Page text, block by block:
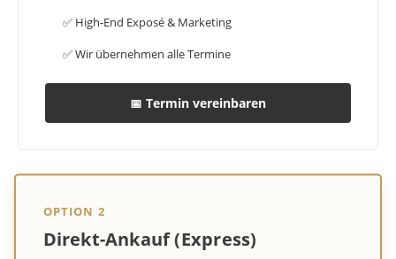
✅ High-End Exposé & Marketing
✅ Wir übernehmen alle Termine
📅 Termin vereinbaren
OPTION 2
Direkt-Ankauf (Express)